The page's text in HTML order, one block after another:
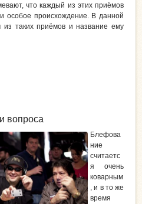
что каждый из этих приёмов
особое происхождение. В данной
таких приёмов и название ему
вопроса
Блефова
ние
считаетс
я очень
коварным
, и в то же
время